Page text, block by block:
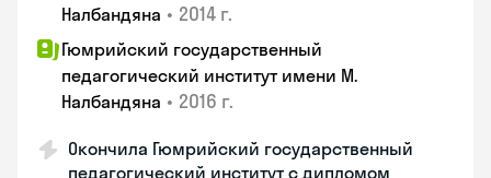
Налбандяна • 2014 г.
Гюмрийский государственный
педагогический институт имени М.
Налбандяна • 2016 г.
Окончила Гюмрийский государственный
педагогический институт с дипломом